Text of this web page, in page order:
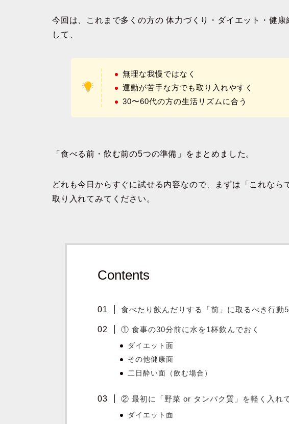
今回は、これまで多くの方の体力づくり・ダイエット・健康
して、
無理な我慢ではなく
運動が苦手な方でも取り入れやすく
30〜60代の方の生活リズムに合う
「食べる前・飲む前の5つの準備」をまとめました。
どれも今日からすぐに試せる内容なので、まずは「これなら
取り入れてみてください。
Contents
食べたり飲んだりする「前」に取るべき行動
① 食事の30分前に水を1杯飲んでおく
ダイエット面
その他健康面
二日酔い面（飲む場合）
② 最初に「野菜 or タンパク質」を軽く入れ
ダイエット面